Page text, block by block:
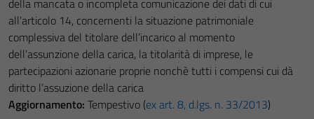
della mancata o incompleta comunicazione dei dati di cui
all’articolo 14, concernenti la situazione patrimoniale
complessiva del titolare dell’incarico al momento
dell’assunzione della carica, la titolarità di imprese, le
partecipazioni azionarie proprie nonchè tutti i compensi cui dà
diritto l’assuzione della carica
Aggiornamento: Tempestivo (ex art. 8, d.lgs. n. 33/2013)